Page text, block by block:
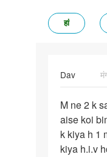
हां
Dav
M
ne
2
k
M ne 2 k
aise koi
k kiya h 1
kiya h.i.v